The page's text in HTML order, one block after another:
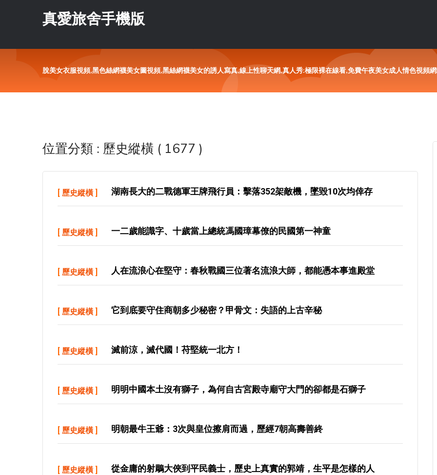
真愛旅舍手機版
脫美女衣服視頻,黑色絲網襪美女圖視頻,黑絲網襪美女的誘人寫真,線上性聊天網,真人秀:極限裸在線看,免費午夜美女成人情色視頻
位置分類 : 歷史縱橫 ( 1677 )
[ 歷史縱橫 ] 湖南長大的二戰德軍王牌飛行員：擊落352架敵機，墜毀10次均倖存
[ 歷史縱橫 ] 一二歲能識字、十歲當上總統馮國璋幕僚的民國第一神童
[ 歷史縱橫 ] 人在流浪心在堅守：春秋戰國三位著名流浪大師，都能憑本事進殿堂
[ 歷史縱橫 ] 它到底要守住商朝多少秘密？甲骨文：失語的上古辛秘
[ 歷史縱橫 ] 滅前涼，滅代國！苻堅統一北方！
[ 歷史縱橫 ] 明明中國本土沒有獅子，為何自古宮殿寺廟守大門的卻都是石獅子
[ 歷史縱橫 ] 明朝最牛王爺：3次與皇位擦肩而過，歷經7朝高壽善終
[ 歷史縱橫 ] 從金庸的射鵰大俠到平民義士，歷史上真實的郭靖，生平是怎樣的人